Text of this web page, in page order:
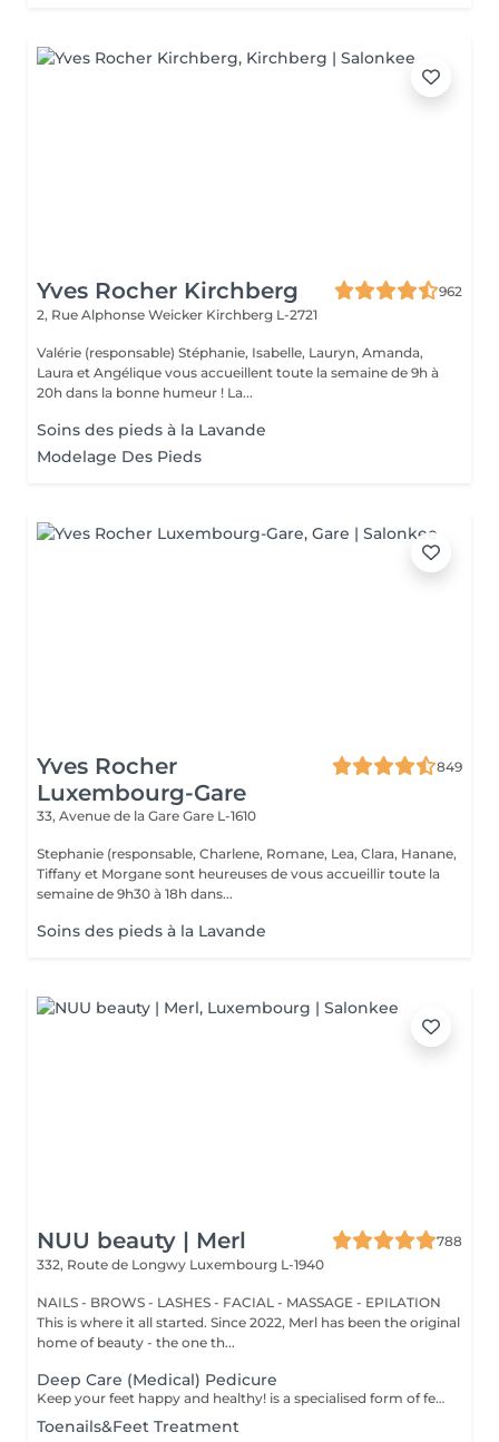
Yves Rocher Kirchberg
962
2, Rue Alphonse Weicker Kirchberg L-2721
Valérie (responsable) Stéphanie, Isabelle, Lauryn, Amanda,
Laura et Angélique vous accueillent toute la semaine de 9h à
20h dans la bonne humeur ! La...
Soins des pieds à la Lavande
Modelage Des Pieds
Yves Rocher
Luxembourg-Gare
849
33, Avenue de la Gare Gare L-1610
Stephanie (responsable, Charlene, Romane, Lea, Clara, Hanane,
Tiffany et Morgane sont heureuses de vous accueillir toute la
semaine de 9h30 à 18h dans...
Soins des pieds à la Lavande
NUU beauty | Merl
788
332, Route de Longwy Luxembourg L-1940
NAILS - BROWS - LASHES - FACIAL - MASSAGE - EPILATION
This is where it all started. Since 2022, Merl has been the original
home of beauty - the one th...
Deep Care (Medical) Pedicure
Keep your feet happy and healthy! is a specialised form of feet treatment where a nail master eliminates such problems as calluses, cracks and deformed nails etc. How is pedicure medical done? - problem is identified - feet are disinfected and softened - calloused skin is removed - nail plate is treated - skin is treated - medical cream is applied Age restrictions: recommended to do from 16 years. Post procedure recommendations: professional home care is recommended after the procedure. Frequency: once in 3-4 weeks.
Toenails&Feet Treatment